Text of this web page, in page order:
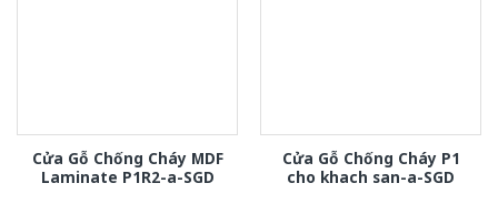
Cửa Gỗ Chống Cháy MDF
Laminate P1R2-a-SGD
Cửa Gỗ Chống Cháy P1
cho khach san-a-SGD